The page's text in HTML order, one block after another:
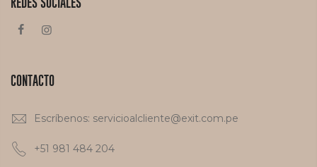
CONTACTO
Escríbenos: servicioalcliente@exit.com.pe
+51 981 484 204